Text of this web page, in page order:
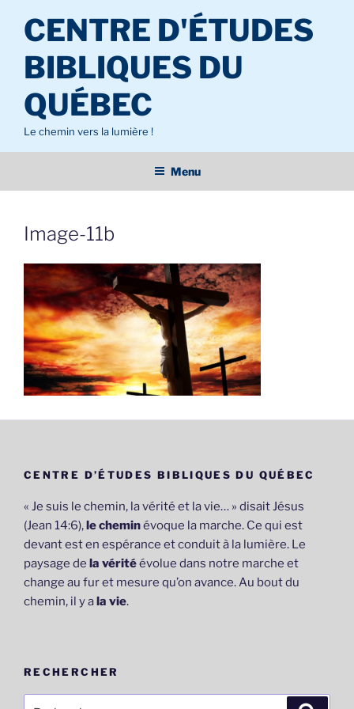
contenu
principal
CENTRE D'ÉTUDES
BIBLIQUES DU
QUÉBEC
Le chemin vers la lumière !
Menu
Image-11b
CENTRE D’ÉTUDES BIBLIQUES DU QUÉBEC
« Je suis le chemin, la vérité et la vie… » disait Jésus
(Jean 14:6),le cheminévoque la marche. Ce qui est
devant est en espérance et conduit à la lumière. Le
paysage de la véritéévolue dans notre marche et
change au fur et mesure qu’on avance. Au bout du
chemin, il y ala vie.
RECHERCHER